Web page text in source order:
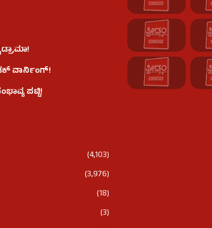
ವಾರ್ನಿಂಗ್!
ಪಟ್ಟಿ!
(4,103)
(3,976)
(18)
(3)